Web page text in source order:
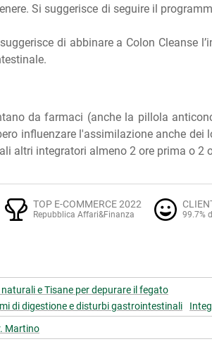
Si suggerisce di seguire il
di abbinare a Colon Cleanse
da farmaci (anche la pillola
influenzare l'assimilazione anche
altri integratori almeno 2 ore prima o 2
TOP E-COMMERCE 2022
Repubblica Affari&Finanza 99.7%
e Tisane per depurare il fegato
di digestione e disturbi gastrointestinali
Martino